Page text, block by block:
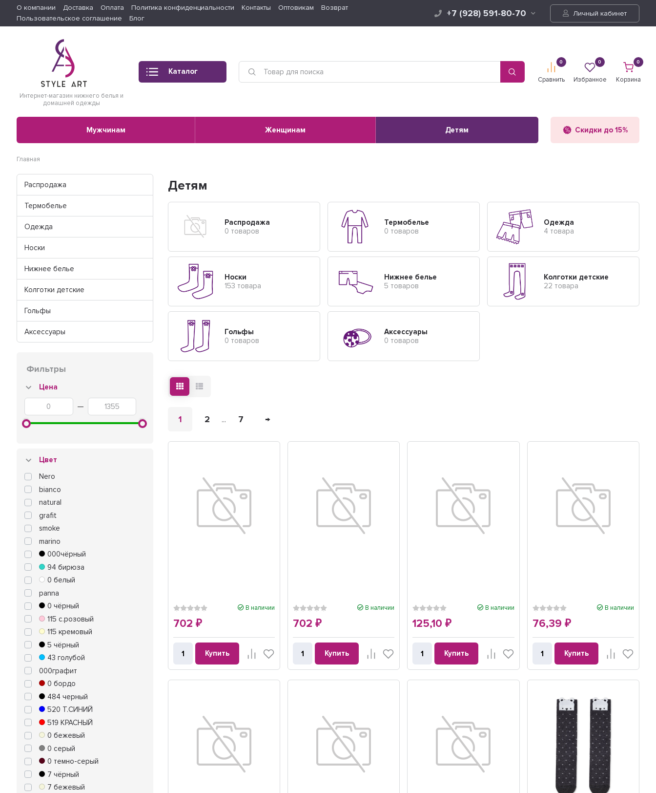
О компании Доставка Оплата Политика конфиденциальности Контакты Оптовикам
Возврат
Пользовательское соглашение
Блог +7 (928) 591-80-70 Личный кабинет
Интернет-магазин нижнего белья и
домашней одежды
Каталог
0
Сравнить
0
Избранное
0
Корзина
Мужчинам Женщинам Детям Скидки до 15%
Главная
Распродажа
Термобелье
Одежда
Носки
Нижнее белье
Колготки детские
Гольфы
Аксессуары
Фильтры
Цена
—
Цвет
Nero
bianco
natural
grafit
smoke
marino
000чёрный
94 бирюза
0 белый
panna
0 чёрный
115 с.розовый
115 кремовый
5 чёрный
43 голубой
000графит
0 бордо
484 черный
520 Т.СИНИЙ
519 КРАСНЫЙ
0 бежевый
0 серый
0 темно-серый
7 чёрный
7 бежевый
Детям
Распродажа
0 товаров
Термобелье
0 товаров
Одежда
4 товара
Носки
153 товара
Нижнее белье
5 товаров
Колготки детские
22 товара
Гольфы
0 товаров
Аксессуары
0 товаров
1 2 ... 7 →
В наличии
702₽
Купить
В наличии
702₽
Купить
В наличии
125,10₽
Купить
В наличии
76,39 ₽
Купить